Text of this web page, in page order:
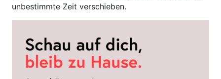
unbestimmte Zeit verschieben.